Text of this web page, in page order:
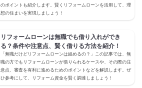
のポイントも紹介します。賢くリフォームローンを活用して、理
想の住まいを実現しましょう！
リフォームローンは無職でも借り入れができ
る？条件や注意点、賢く借りる方法を紹介！
「無職だけどリフォームローンは組めるの？」この記事では、無
職の方でもリフォームローンが借りられるケースや、その際の注
意点、審査を有利に進めるためのポイントなどを解説します。ぜ
ひ参考にして、リフォーム資金を賢く調達しましょう！